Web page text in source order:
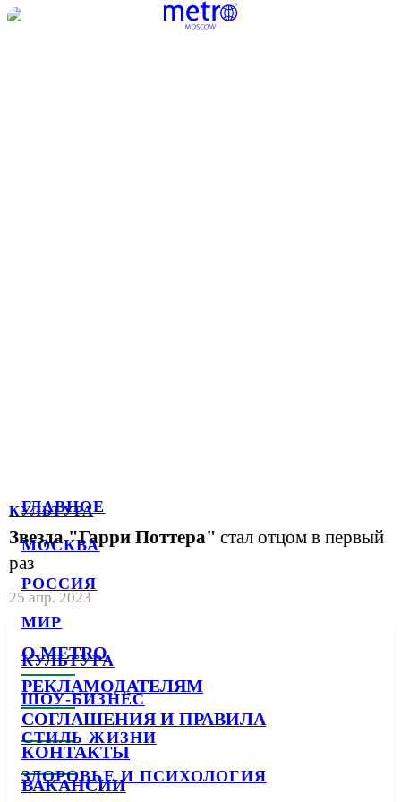
ГЛАВНОЕ
МОСКВА
РОССИЯ
МИР
КУЛЬТУРА
ШОУ-БИЗНЕС
СТИЛЬ ЖИЗНИ
ЗДОРОВЬЕ И ПСИХОЛОГИЯ
КУЛЬТУРА
Звезда "Гарри Поттера" стал отцом в первый
раз
25 апр. 2023
О METRO
РЕКЛАМОДАТЕЛЯМ
СОГЛАШЕНИЯ И ПРАВИЛА
КОНТАКТЫ
ВАКАНСИИ